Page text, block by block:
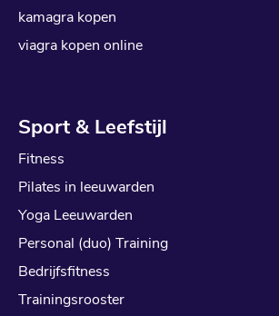
kamagra kopen
viagra kopen online
Sport & Leefstijl
Fitness
Pilates in leeuwarden
Yoga Leeuwarden
Personal (duo) Training
Bedrijfsfitness
Trainingsrooster